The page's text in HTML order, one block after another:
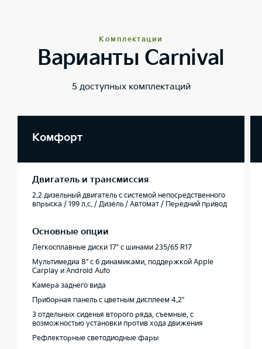
Комплектации
Варианты Carnival
5 доступных комплектаций
Комфорт
Двигатель и трансмиссия
2.2 дизельный двигатель с системой непосредственного
впрыска / 199 л.с. / Дизель / Автомат / Передний привод
Основные опции
Легкосплавные диски 17" с шинами 235/65 R17
Мультимедиа 8'' с 6 динамиками, поддержкой Apple
Carplay и Android Auto
Камера заднего вида
Приборная панель c цветным дисплеем 4.2''
3 отдельных сиденья второго ряда, съемные, с
возможностью установки против хода движения
Рефлекторные светодиодные фары